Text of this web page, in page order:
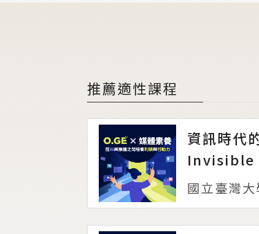
推薦適性課程
國立臺灣大